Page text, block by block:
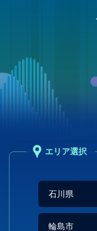
エリア選択